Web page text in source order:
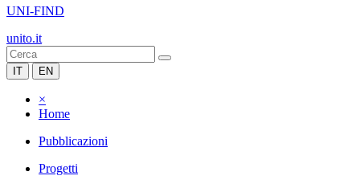
UNI-FIND
unito.it
IT EN
×
Home
Pubblicazioni
Progetti